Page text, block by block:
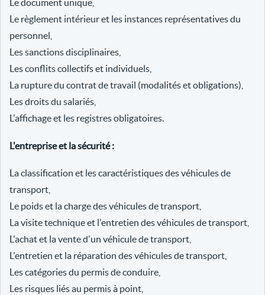
Le document unique,
Le règlement intérieur et les instances représentatives du
personnel,
Les sanctions disciplinaires,
Les conflits collectifs et individuels,
La rupture du contrat de travail (modalités et obligations),
Les droits du salariés,
L'affichage et les registres obligatoires.
L'entreprise et la sécurité :
La classification et les caractéristiques des véhicules de
transport,
Le poids et la charge des véhicules de transport,
La visite technique et l'entretien des véhicules de transport,
L'achat et la vente d'un véhicule de transport,
L'entretien et la réparation des véhicules de transport,
Les catégories du permis de conduire,
Les risques liés au permis à point,